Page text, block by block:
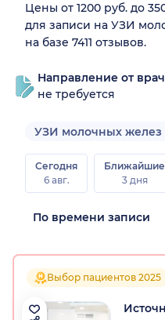
Цены от 1200 руб. до
для записи на УЗИ
на базе 7411 отзывов.
Направление от
не требуется
УЗИ молочных желез
Сегодня
6 авг.
Ближайшие
3 дня
Выбор пациентов 2025